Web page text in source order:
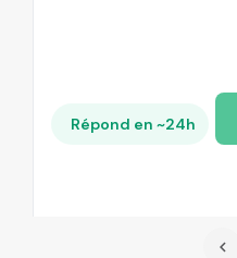
Répond en ~24h